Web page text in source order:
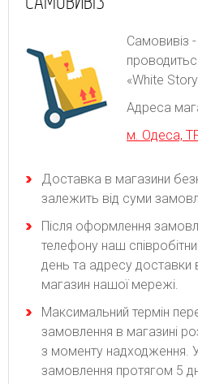
Самовивіз
«White
Адреса
м. Одеса,
Доставка в магазини
залежить від суми
Після оформлення
телефону наш
день та адресу доставки
магазин нашої мережі.
Максимальний термін
замовлення в магазині
з моменту надходження.
замовлення протягом 5